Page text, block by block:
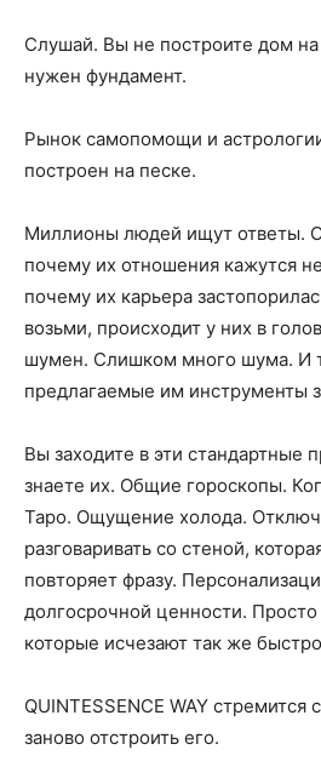
Слушай. Вы не построите дом
нужен фундамент.
Рынок самопомощи и
построен на песке.
Миллионы людей ищут ответы.
почему их отношения кажутся
почему их карьера
возьми, происходит у них в
шумен. Слишком много шума. И
предлагаемые им инструменты
Вы заходите в эти стандартные
знаете их. Общие гороскопы.
Таро. Ощущение холода.
разговаривать со стеной,
повторяет фразу.
долгосрочной ценности.
которые исчезают так же
QUINTESSENCE WAY стремится
заново отстроить его.